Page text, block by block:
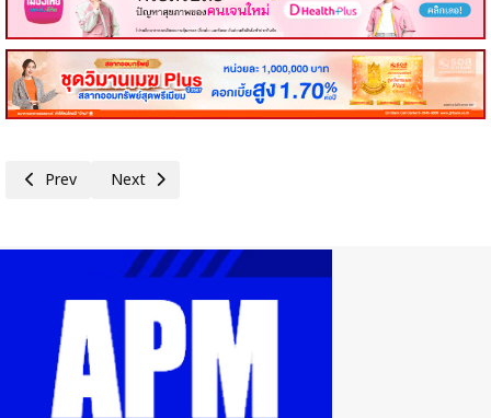
Previous article: ส.อ.ท.เสนอรัฐเร่งปรับราคาพลังงาน สะท้อนต้นทุนโลกที่ล
Prev Next article: กกร.ปรับโครงสร้างและยกระดับศักยภาพเศรษฐกิ
Next